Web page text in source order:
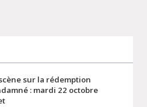
sur la rédemption
: mardi 22 octobre